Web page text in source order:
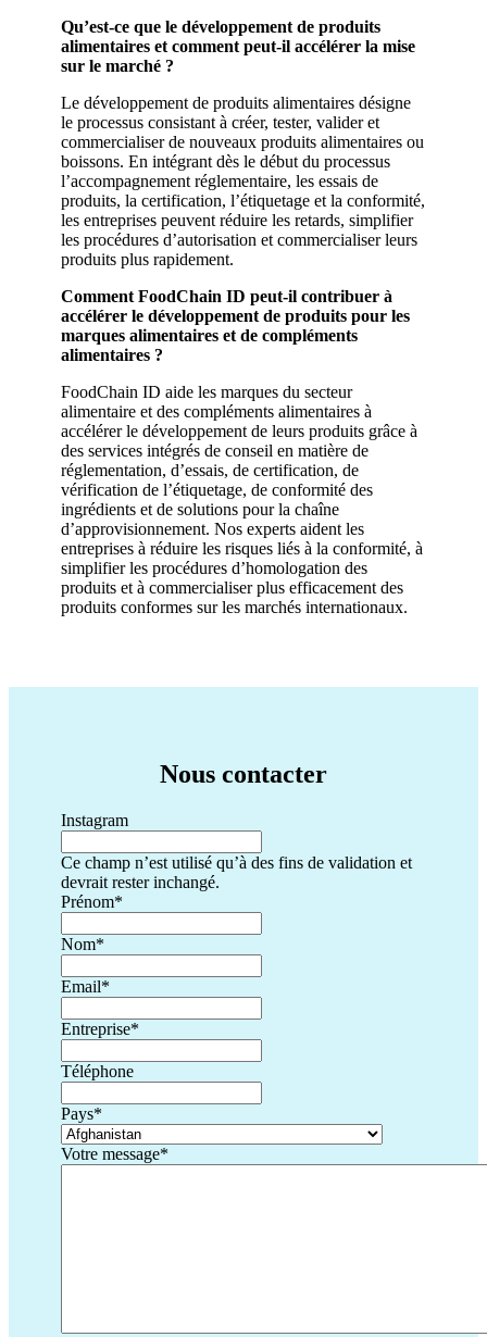
Qu’est-ce que le développement de produits
alimentaires et comment peut-il accélérer la mise
sur le marché ?
Le développement de produits alimentaires désigne
le processus consistant à créer, tester, valider et
commercialiser de nouveaux produits alimentaires ou
boissons. En intégrant dès le début du processus
l’accompagnement réglementaire, les essais de
produits, la certification, l’étiquetage et la conformité,
les entreprises peuvent réduire les retards, simplifier
les procédures d’autorisation et commercialiser leurs
produits plus rapidement.
Comment FoodChain ID peut-il contribuer à
accélérer le développement de produits pour les
marques alimentaires et de compléments
alimentaires ?
FoodChain ID aide les marques du secteur
alimentaire et des compléments alimentaires à
accélérer le développement de leurs produits grâce à
des services intégrés de conseil en matière de
réglementation, d’essais, de certification, de
vérification de l’étiquetage, de conformité des
ingrédients et de solutions pour la chaîne
d’approvisionnement. Nos experts aident les
entreprises à réduire les risques liés à la conformité, à
simplifier les procédures d’homologation des
produits et à commercialiser plus efficacement des
produits conformes sur les marchés internationaux.
Nous contacter
Instagram
Ce champ n’est utilisé qu’à des fins de validation et
devrait rester inchangé.
Prénom*
Nom*
Email*
Entreprise*
Téléphone
Pays*
Votre message*